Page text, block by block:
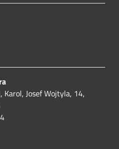
Karol, Josef Wojtyla, 14,